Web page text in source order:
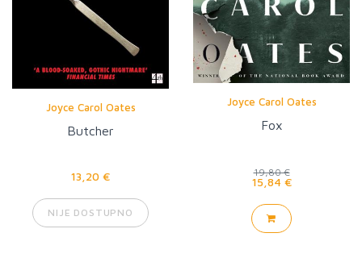
Joyce Carol Oates
Butcher
13,20 €
NIJE DOSTUPNO
Joyce Carol Oates
Fox
19,80 €
15,84 €